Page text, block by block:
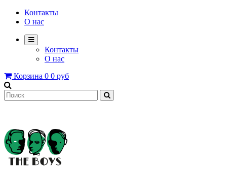
Контакты
О нас
Контакты
О нас
Корзина 0 0 руб